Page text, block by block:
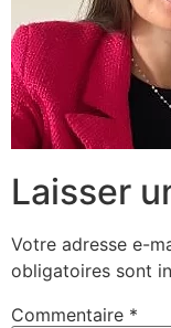
Laisser
Votre adresse e-
obligatoires sont
Commentaire *